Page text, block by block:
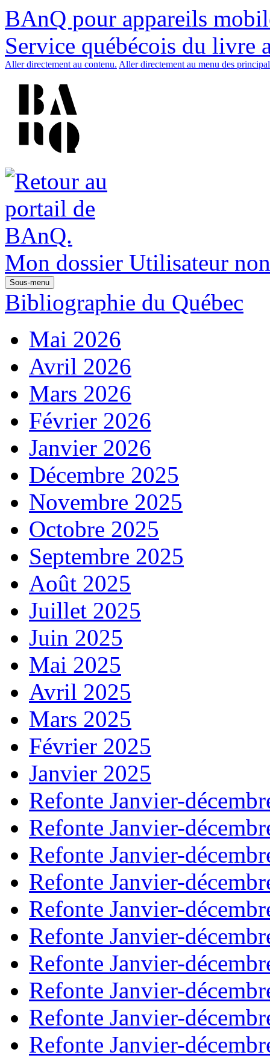
BAnQ pour appareils
Service québécois du livre
Aller directement au contenu. Aller directement au menu des
Mon dossier Utilisateur
Sous-menu
Bibliographie du Québec
Mai 2026
Avril 2026
Mars 2026
Février 2026
Janvier 2026
Décembre 2025
Novembre 2025
Octobre 2025
Septembre 2025
Août 2025
Juillet 2025
Juin 2025
Mai 2025
Avril 2025
Mars 2025
Février 2025
Janvier 2025
Refonte Janvier-
Refonte Janvier-
Refonte Janvier-
Refonte Janvier-
Refonte Janvier-
Refonte Janvier-
Refonte Janvier-
Refonte Janvier-
Refonte Janvier-
Refonte Janvier-